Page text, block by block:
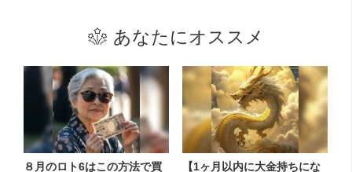
あなたにオススメ
８月のロト6はこの方法で買 【1ヶ月以内に大金持ちにな